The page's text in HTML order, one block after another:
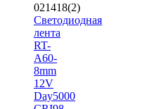
021418(2)
Светодиодная
лента
RT-
A60-
8mm
12V
Day5000